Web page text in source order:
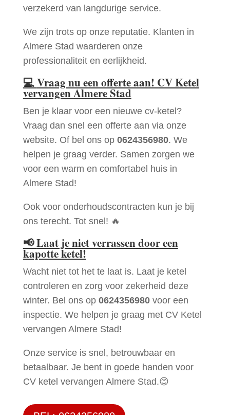
verzekerd van langdurige service.
We zijn trots op onze reputatie. Klanten in
Almere Stad waarderen onze
professionaliteit en eerlijkheid.
💻Vraag nu een offerte aan! CV Ketel
vervangen Almere Stad
Ben je klaar voor een nieuwe cv-ketel?
Vraag dan snel een offerte aan via onze
website. Of bel ons op 0624356980. We
helpen je graag verder. Samen zorgen we
voor een warm en comfortabel huis in
Almere Stad!
Ook voor onderhoudscontracten kun je bij
ons terecht. Tot snel! 🔥
📢Laat je niet verrassen door een
kapotte ketel!
Wacht niet tot het te laat is. Laat je ketel
controleren en zorg voor zekerheid deze
winter. Bel ons op 0624356980voor een
inspectie. We helpen je graag met CV Ketel
vervangen Almere Stad!
Onze service is snel, betrouwbaar en
betaalbaar. Je bent in goede handen voor
CV ketel vervangen Almere Stad.😊